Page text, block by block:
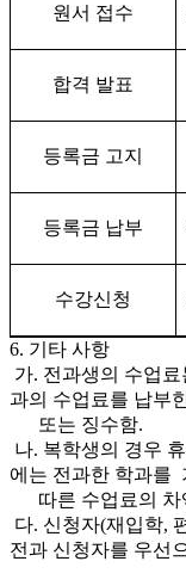
원서 접수
합격 발표
등록금 고지
등록금 납부
수강신청
6. 기타 사항
가. 전과생의 수업
과의 수업료를 납부
또는 징수함.
나. 복학생의 경우
에는 전과한 학과를
따른 수업료의 차
다. 신청자(재입학,
전과 신청자를 우선